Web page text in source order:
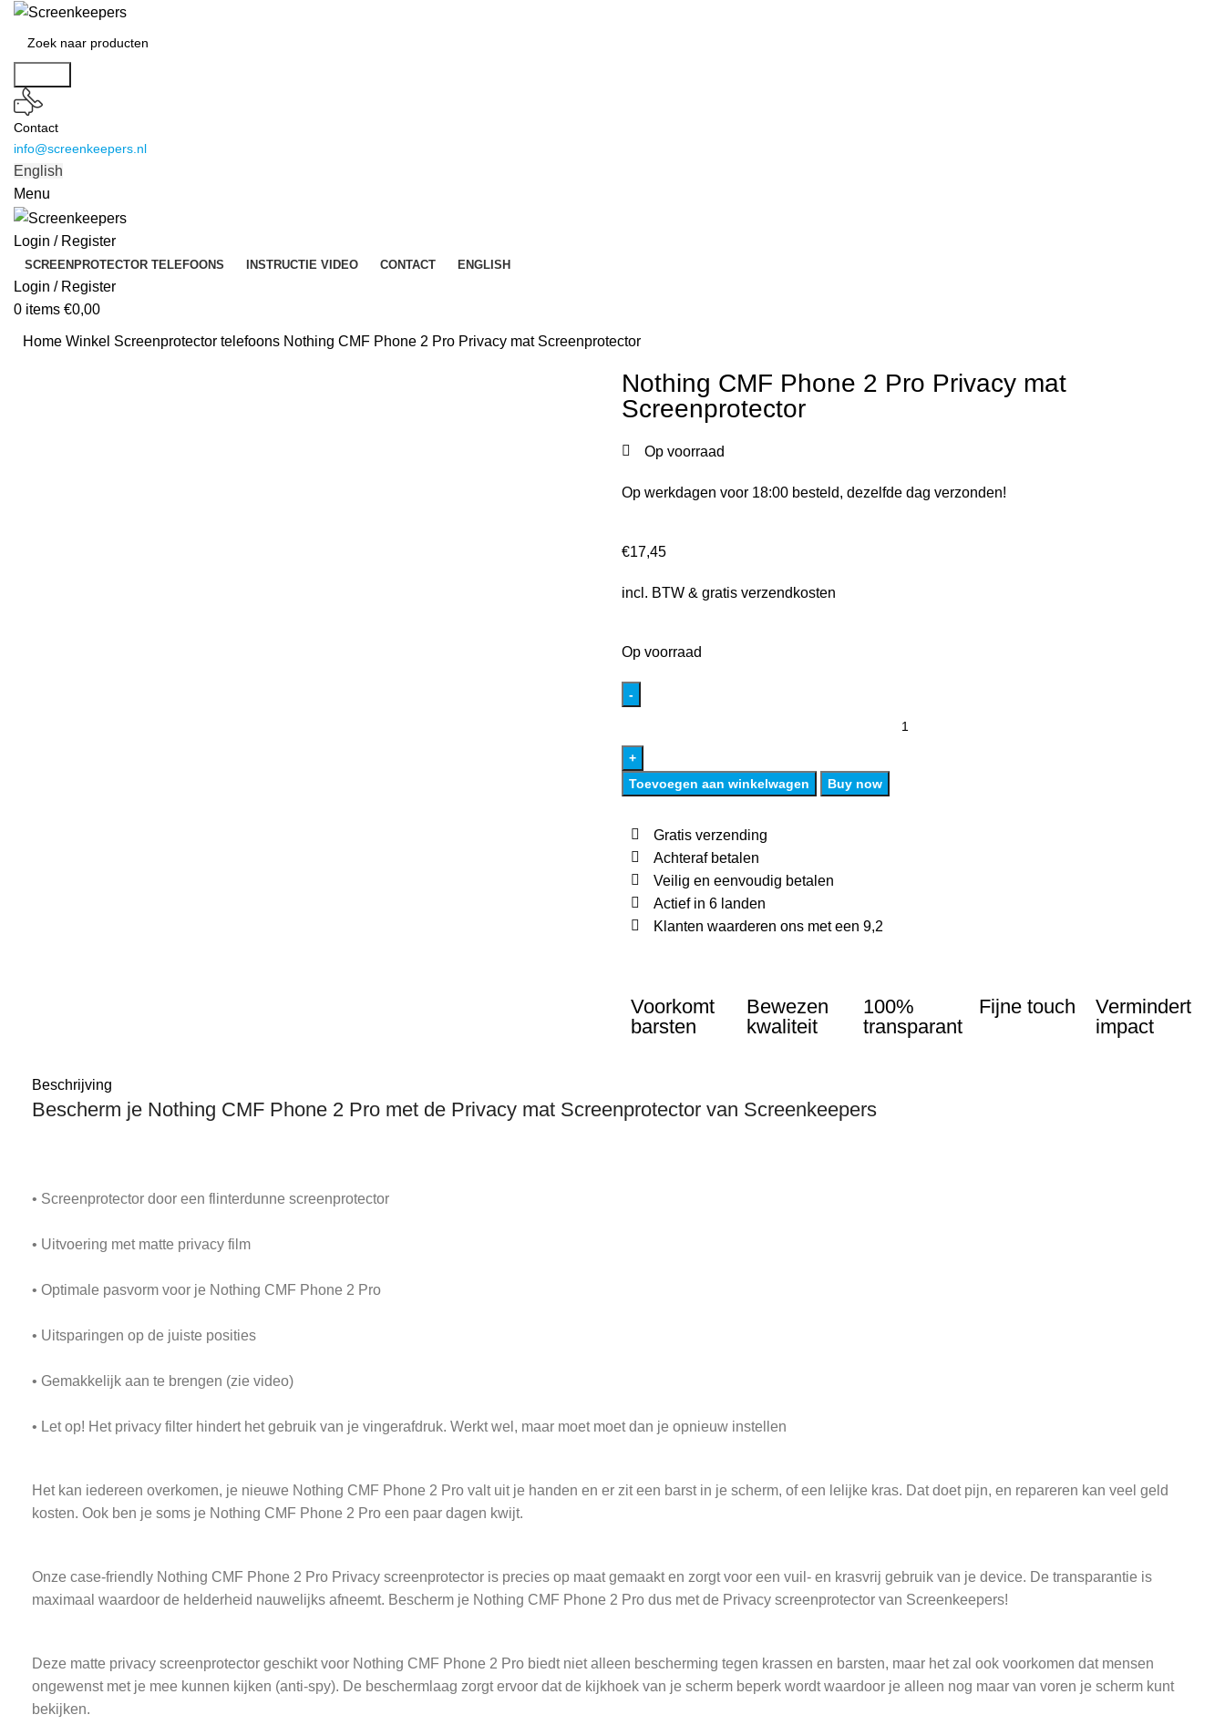
Contact
info@screenkeepers.nl
English
Menu
Login / Register
SCREENPROTECTOR TELEFOONS INSTRUCTIE VIDEO CONTACT ENGLISH
Login / Register
0 items €0,00
Home Winkel Screenprotector telefoons Nothing CMF Phone 2 Pro Privacy mat Screenprotector
Nothing CMF Phone 2 Pro Privacy mat
Screenprotector
Op voorraad
Op werkdagen voor 18:00 besteld, dezelfde dag verzonden!
€17,45
incl. BTW & gratis verzendkosten
Op voorraad
Toevoegen aan winkelwagen Buy now
Gratis verzending
Achteraf betalen
Veilig en eenvoudig betalen
Actief in 6 landen
Klanten waarderen ons met een 9,2
Voorkomt
barsten
Bewezen
kwaliteit
100%
transparant
Fijne touch
Vermindert
impact
Beschrijving
Bescherm je Nothing CMF Phone 2 Pro met de Privacy mat Screenprotector van Screenkeepers
• Screenprotector door een flinterdunne screenprotector
• Uitvoering met matte privacy film
• Optimale pasvorm voor je Nothing CMF Phone 2 Pro
• Uitsparingen op de juiste posities
• Gemakkelijk aan te brengen (zie video)
• Let op! Het privacy filter hindert het gebruik van je vingerafdruk. Werkt wel, maar moet moet dan je opnieuw instellen
Het kan iedereen overkomen, je nieuwe Nothing CMF Phone 2 Pro valt uit je handen en er zit een barst in je scherm, of een lelijke kras. Dat doet pijn, en repareren kan veel geld
kosten. Ook ben je soms je Nothing CMF Phone 2 Pro een paar dagen kwijt.
Onze case-friendly Nothing CMF Phone 2 Pro Privacy screenprotector is precies op maat gemaakt en zorgt voor een vuil- en krasvrij gebruik van je device. De transparantie is
maximaal waardoor de helderheid nauwelijks afneemt. Bescherm je Nothing CMF Phone 2 Pro dus met de Privacy screenprotector van Screenkeepers!
Deze matte privacy screenprotector geschikt voor Nothing CMF Phone 2 Pro biedt niet alleen bescherming tegen krassen en barsten, maar het zal ook voorkomen dat mensen
ongewenst met je mee kunnen kijken (anti-spy). De beschermlaag zorgt ervoor dat de kijkhoek van je scherm beperk wordt waardoor je alleen nog maar van voren je scherm kunt
bekijken.